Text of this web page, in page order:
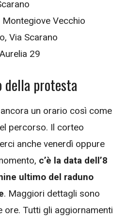
Montegiove Vecchio
Via Scarano
29
della protesta
un orario così come
percorso. Il corteo
anche venerdì oppure
c’è la data dell’8
ultimo del raduno
. Maggiori dettagli sono
ore. Tutti gli aggiornamenti